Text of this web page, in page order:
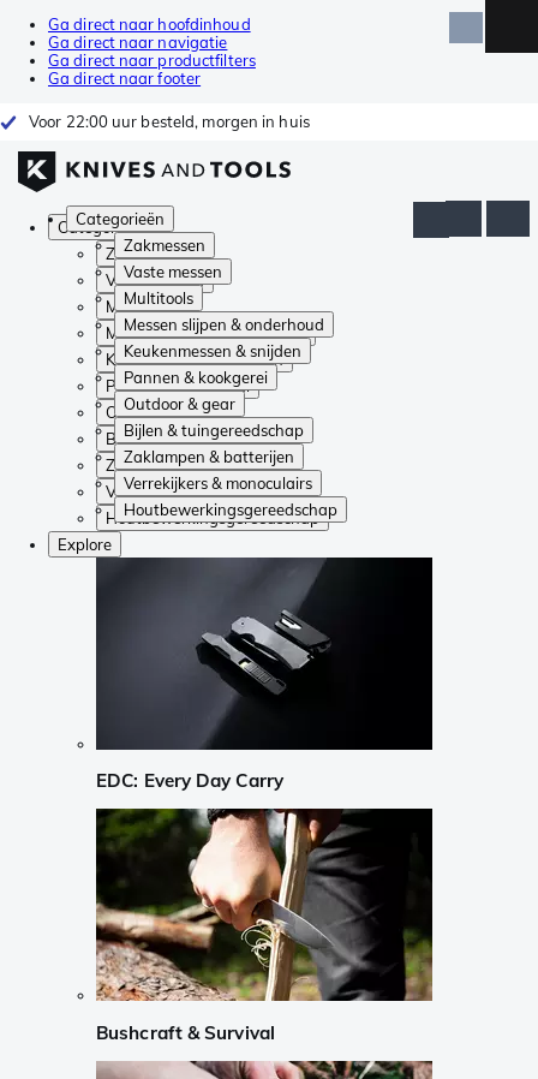
Ga direct naar hoofdinhoud
Ga direct naar navigatie
Ga direct naar productfilters
Ga direct naar footer
Voor 22:00 uur besteld, morgen in huis
Categorieën
Zakmessen
Vaste messen
Multitools
Messen slijpen & onderhoud
Keukenmessen & snijden
Pannen & kookgerei
Outdoor & gear
Bijlen & tuingereedschap
Zaklampen & batterijen
Verrekijkers & monoculairs
Houtbewerkingsgereedschap
Categorieën
Zakmessen
Vaste messen
Multitools
Messen slijpen & onderhoud
Keukenmessen & snijden
Pannen & kookgerei
Outdoor & gear
Bijlen & tuingereedschap
Zaklampen & batterijen
Verrekijkers & monoculairs
Houtbewerkingsgereedschap
Explore
EDC: Every Day Carry
Bushcraft & Survival